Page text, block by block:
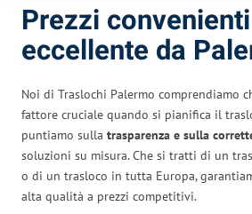
Prezzi
eccellente da
Noi di Traslochi Palermo comprendiamo
fattore cruciale quando si pianifica il
puntiamo sulla trasparenza e sulla
soluzioni su misura. Che si tratti di un
o di un trasloco in tutta Europa,
alta qualità a prezzi competitivi.